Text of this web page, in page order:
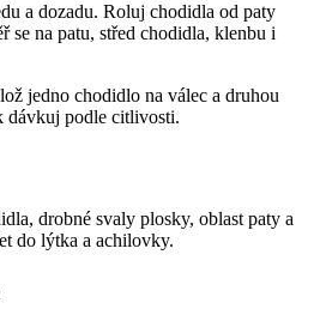
a dozadu. Roluj chodidla od paty
se na patu, střed chodidla, klenbu i
jedno chodidlo na válec a druhou
dávkuj podle citlivosti.
drobné svaly plosky, oblast paty a
do lýtka a achilovky.